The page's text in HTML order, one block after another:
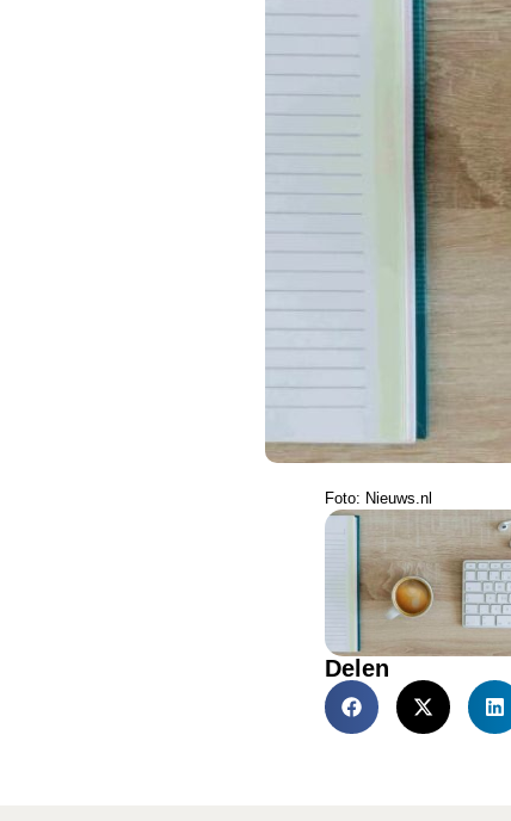
Foto: Nieuws.nl
Delen